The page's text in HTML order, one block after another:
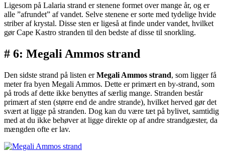
Ligesom på Lalaria strand er stenene formet over mange år, og er
alle ”afrundet” af vandet. Selve stenene er sorte med tydelige hvide
striber af krystal. Disse sten er ligeså at finde under vandet, hvilket
gør Cape Kastro stranden til den bedste af disse til snorkling.
# 6: Megali Ammos strand
Den sidste strand på listen erMegali Ammos strand, som ligger få
meter fra byen Megali Ammos. Dette er primært en by-strand, som
på trods af dette ikke benyttes af særlig mange. Stranden består
primært af sten (større end de andre strande), hvilket herved gør det
svært at ligge på stranden. Dog kan du være tæt på bylivet, samtidig
med at du ikke behøver at ligge direkte op af andre strandgæster, da
mængden ofte er lav.